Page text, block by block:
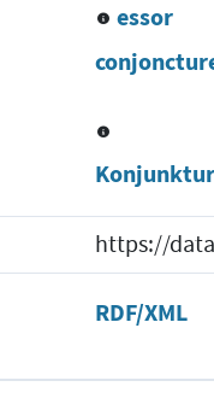
essor
https://
RDF/XML